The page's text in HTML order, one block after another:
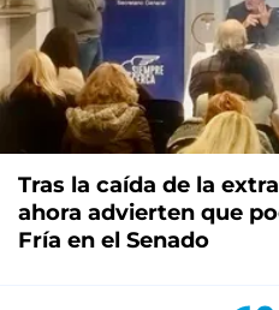
Tras la caída de la
ahora advierten que
Fría en el Senado